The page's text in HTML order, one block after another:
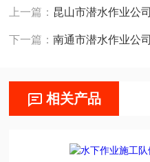
上一篇： 昆山市潜水作业公司
下一篇：南通市潜水作业公司
相关产品